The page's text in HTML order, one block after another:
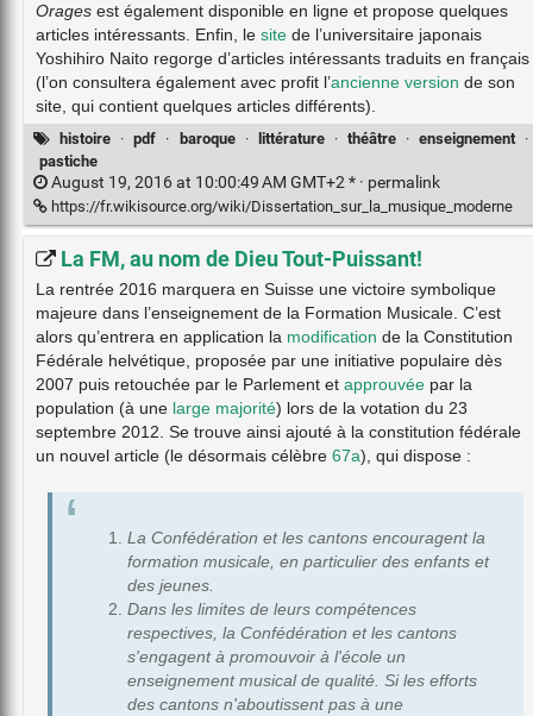
Orages est également disponible en ligne et propose quelques
articles intéressants. Enfin, le site de l’universitaire japonais
Yoshihiro Naito regorge d’articles intéressants traduits en français
(l’on consultera également avec profit l’ancienne version de son
site, qui contient quelques articles différents).
histoire · pdf · baroque · littérature · théâtre · enseignement ·
pastiche
August 19, 2016 at 10:00:49 AM GMT+2 * · permalink
https://fr.wikisource.org/wiki/Dissertation_sur_la_musique_moderne
La FM, au nom de Dieu Tout-Puissant!
La rentrée 2016 marquera en Suisse une victoire symbolique
majeure dans l’enseignement de la Formation Musicale. C’est
alors qu’entrera en application la modification de la Constitution
Fédérale helvétique, proposée par une initiative populaire dès
2007 puis retouchée par le Parlement et approuvée par la
population (à une large majorité) lors de la votation du 23
septembre 2012. Se trouve ainsi ajouté à la constitution fédérale
un nouvel article (le désormais célèbre 67a), qui dispose :
La Confédération et les cantons encouragent la
formation musicale, en particulier des enfants et
des jeunes.
Dans les limites de leurs compétences
respectives, la Confédération et les cantons
s'engagent à promouvoir à l'école un
enseignement musical de qualité. Si les efforts
des cantons n'aboutissent pas à une